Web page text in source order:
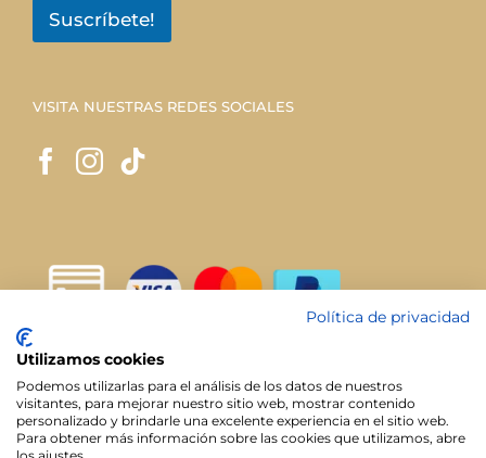
Suscríbete!
VISITA NUESTRAS REDES SOCIALES
Política de privacidad
Utilizamos cookies
Podemos utilizarlas para el análisis de los datos de nuestros
visitantes, para mejorar nuestro sitio web, mostrar contenido
personalizado y brindarle una excelente experiencia en el sitio web.
Para obtener más información sobre las cookies que utilizamos, abre